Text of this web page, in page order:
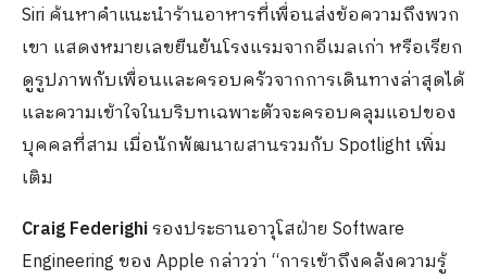
Siri ค้นหาคำแนะนำร้านอาหารที่เพื่อนส่งข้อความถึงพวก
เขา แสดงหมายเลขยืนยันโรงแรมจากอีเมลเก่า หรือเรียก
ดูรูปภาพกับเพื่อนและครอบครัวจากการเดินทางล่าสุดได้
และความเข้าใจในบริบทเฉพาะตัวจะครอบคลุมแอปของ
บุคคลที่สาม เมื่อนักพัฒนาผสานรวมกับ Spotlight เพิ่ม
เติม
Craig Federighiรองประธานอาวุโสฝ่าย Software
Engineering ของ Apple กล่าวว่า “การเข้าถึงคลังความรู้